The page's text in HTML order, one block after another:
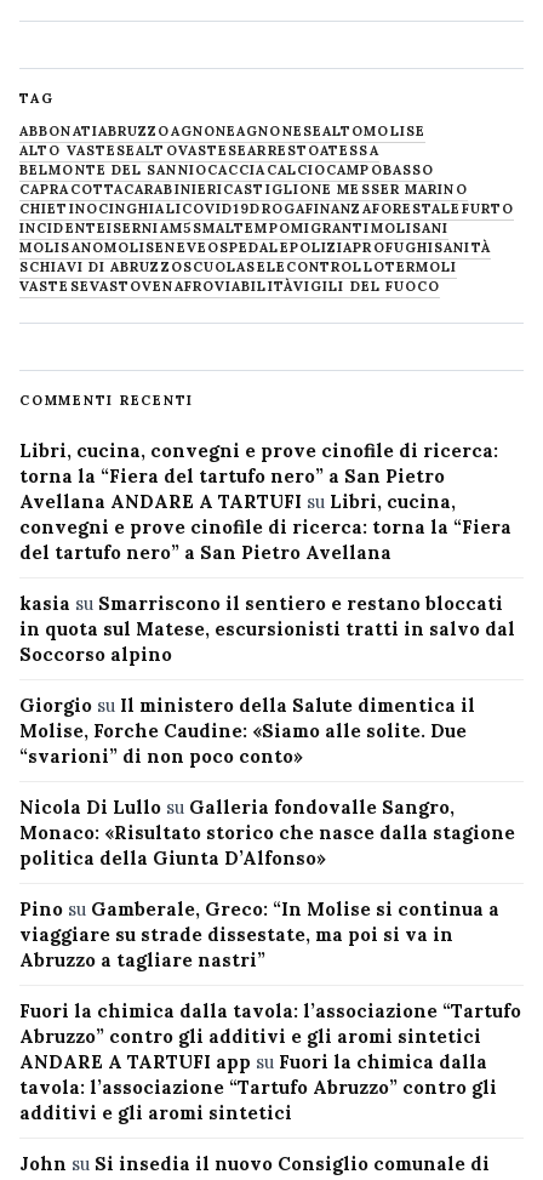
TAG
ABBONATIABRUZZOAGNONEAGNONESEALTOMOLISE
ALTO VASTESEALTOVASTESEARRESTOATESSA
BELMONTE DEL SANNIOCACCIACALCIOCAMPOBASSO
CAPRACOTTACARABINIERICASTIGLIONE MESSER MARINO
CHIETINOCINGHIALICOVID19DROGAFINANZAFORESTALE FURTO
INCIDENTEISERNIAM5SMALTEMPOMIGRANTIMOLISANI
MOLISANOMOLISENEVE OSPEDALEPOLIZIAPROFUGHISANITÀ
SCHIAVI DI ABRUZZOSCUOLASELECONTROLLOTERMOLI
VASTESEVASTOVENAFROVIABILITÀVIGILI DEL FUOCO
COMMENTI RECENTI
Libri, cucina, convegni e prove cinofile di ricerca:
torna la “Fiera del tartufo nero” a San Pietro
Avellana ANDARE A TARTUFI su Libri, cucina,
convegni e prove cinofile di ricerca: torna la “Fiera
del tartufo nero” a San Pietro Avellana
kasia su Smarriscono il sentiero e restano bloccati
in quota sul Matese, escursionisti tratti in salvo dal
Soccorso alpino
Giorgio su Il ministero della Salute dimentica il
Molise, Forche Caudine: «Siamo alle solite. Due
“svarioni” di non poco conto»
Nicola Di Lullo su Galleria fondovalle Sangro,
Monaco: «Risultato storico che nasce dalla stagione
politica della Giunta D’Alfonso»
Pino su Gamberale, Greco: “In Molise si continua a
viaggiare su strade dissestate, ma poi si va in
Abruzzo a tagliare nastri”
Fuori la chimica dalla tavola: l’associazione “Tartufo
Abruzzo” contro gli additivi e gli aromi sintetici
ANDARE A TARTUFI app su Fuori la chimica dalla
tavola: l’associazione “Tartufo Abruzzo” contro gli
additivi e gli aromi sintetici
John su Si insedia il nuovo Consiglio comunale di